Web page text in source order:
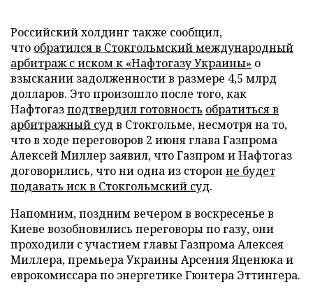
Российский холдинг также сообщил,
что обратился в Стокгольмский международный
арбитраж с иском к «Нафтогазу Украины» о
взыскании задолженности в размере 4,5 млрд
долларов. Это произошло после того, как
Нафтогазподтвердил готовность обратиться в
арбитражный суд в Стокгольме, несмотря на то,
что в ходе переговоров 2 июня глава Газпрома
Алексей Миллер заявил, что Газпром и Нафтогаз
договорились, что ни одна из сторон не будет
подавать иск в Стокгольмский суд.
Напомним, поздним вечером в воскресенье в
Киеве возобновились переговоры по газу, они
проходили с участием главы Газпрома Алексея
Миллера, премьера Украины Арсения Яценюка и
еврокомиссара по энергетике Гюнтера Эттингера.